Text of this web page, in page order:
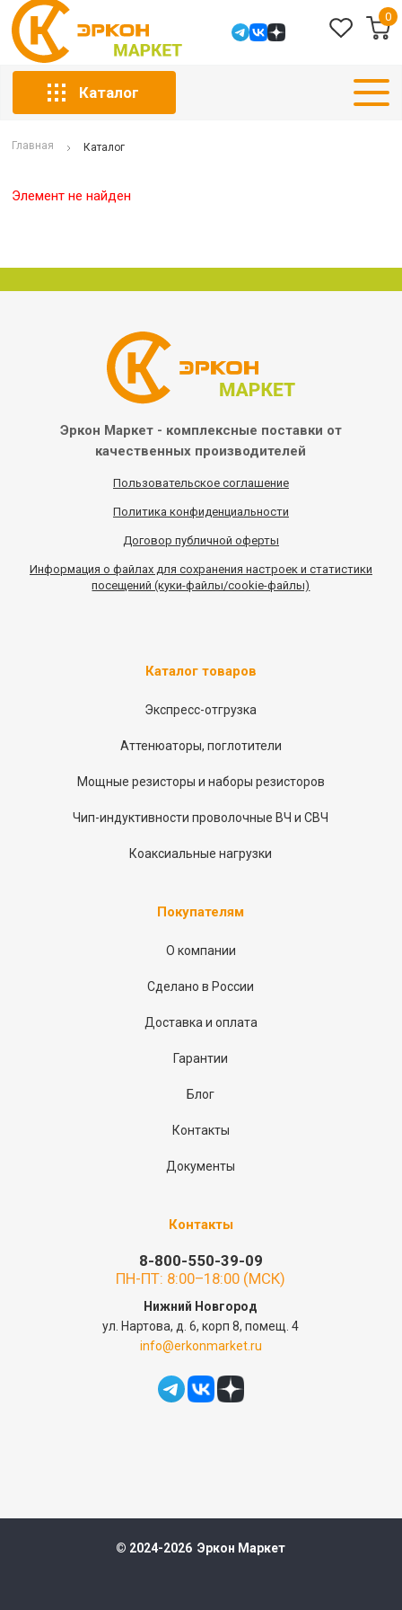
0
Каталог
Главная Каталог
Элемент не найден
Эркон Маркет - комплексные поставки от
качественных производителей
Пользовательское соглашение
Политика конфиденциальности
Договор публичной оферты
Информация о файлах для сохранения настроек и статистики
посещений (куки-файлы/cookie-файлы)
Каталог товаров
Экспресс-отгрузка
Аттенюаторы, поглотители
Мощные резисторы и наборы резисторов
Чип-индуктивности проволочные ВЧ и СВЧ
Коаксиальные нагрузки
Покупателям
О компании
Сделано в России
Доставка и оплата
Гарантии
Блог
Контакты
Документы
Контакты
8-800-550-39-09
ПН-ПТ: 8:00–18:00 (МСК)
Нижний Новгород
ул. Нартова, д. 6, корп 8, помещ. 4
info@erkonmarket.ru
© 2024-2026 Эркон Маркет